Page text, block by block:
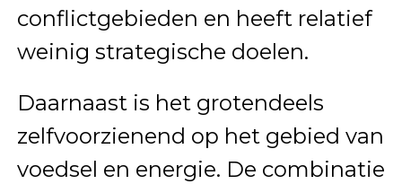
conflictgebieden en heeft relatief
weinig strategische doelen.
Daarnaast is het grotendeels
zelfvoorzienend op het gebied van
voedsel en energie. De combinatie